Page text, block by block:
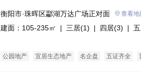
衡阳市·珠晖区酃湖万达广场正对面 查看地
建面：105-235㎡ | 三居(1) | 四居(3) | 五
公园地产 宜居生态地产 名企盘 五证齐全